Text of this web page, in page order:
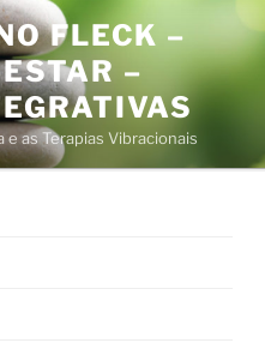
FLECK –
–
as Terapias Vibracionais